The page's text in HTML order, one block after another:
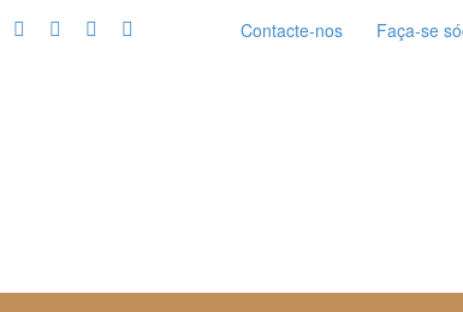
Contacte-nos Faça-se